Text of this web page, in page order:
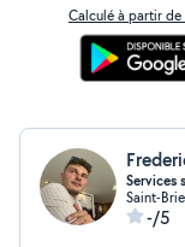
Calculé à partir de
Services
Saint-
-/5